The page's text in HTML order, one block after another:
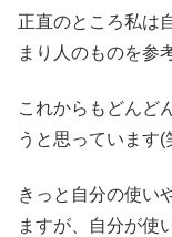
正直のところ私は
まり人のものを参
これからもどんど
うと思っています(
きっと自分の使い
ますが、自分が使